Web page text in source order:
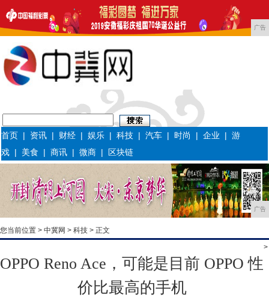
广告
首页 | 资讯 | 财经 |娱乐 |科技 |汽车 | 时尚 |企业 |游
戏 | 美食 |商讯 |微商 | 区块链
广告
您当前位置 > 中冀网 > 科技 > 正文
>
OPPO Reno Ace，可能是目前 OPPO 性
价比最高的手机